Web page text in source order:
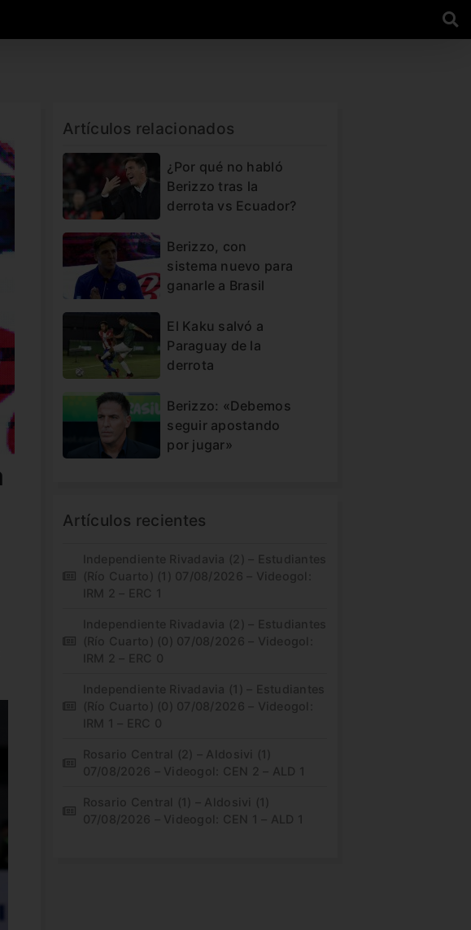
Artículos relacionados
¿Por qué no habló
Berizzo tras la
derrota vs Ecuador?
Berizzo, con
sistema nuevo para
ganarle a Brasil
El Kaku salvó a
Paraguay de la
derrota
Berizzo: «Debemos
seguir apostando
por jugar»
Artículos recientes
Independiente Rivadavia (2) – Estudiantes
(Río Cuarto) (1) 07/08/2026 – Videogol:
IRM 2 – ERC 1
Independiente Rivadavia (2) – Estudiantes
(Río Cuarto) (0) 07/08/2026 – Videogol:
IRM 2 – ERC 0
Independiente Rivadavia (1) – Estudiantes
(Río Cuarto) (0) 07/08/2026 – Videogol:
IRM 1 – ERC 0
Rosario Central (2) – Aldosivi (1)
07/08/2026 – Videogol: CEN 2 – ALD 1
Rosario Central (1) – Aldosivi (1)
07/08/2026 – Videogol: CEN 1 – ALD 1